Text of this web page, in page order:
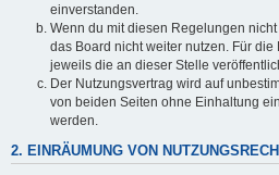
einverstanden.
Wenn du mit diesen Regelungen
das Board nicht weiter nutzen. Für
jeweils die an dieser Stelle
Der Nutzungsvertrag wird auf
von beiden Seiten ohne Einhaltung
werden.
2. EINRÄUMUNG VON